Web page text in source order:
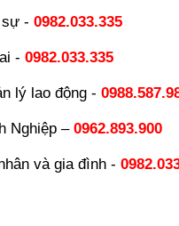
- 0982.033.335
- 0982.033.335
lý lao động -
Nghiệp – 0962.893.900
và gia đình -